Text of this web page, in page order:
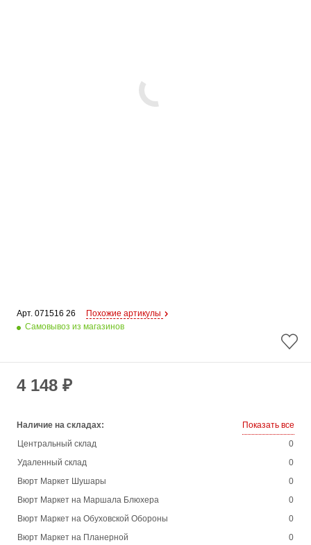
Арт. 071516 26
Похожие артикулы
Самовывоз из магазинов
4 148 ₽
Наличие на складах:
Показать все
Центральный склад
0
Удаленный склад
0
Вюрт Маркет Шушары
0
Вюрт Маркет на Маршала Блюхера
0
Вюрт Маркет на Обуховской Обороны
0
Вюрт Маркет на Планерной
0